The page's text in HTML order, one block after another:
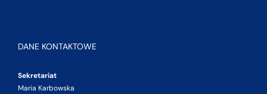
DANE KONTAKTOWE
Sekretariat
Maria Karbowska